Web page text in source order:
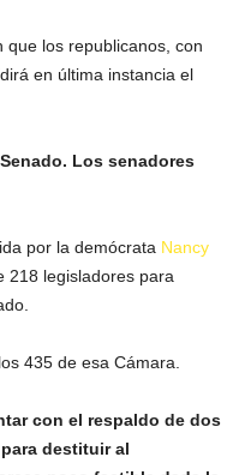
que los republicanos, con
en última instancia el
Los senadores
por la demócrata Nancy
218 legisladores para
435 de esa Cámara.
con el respaldo de dos
destituir al